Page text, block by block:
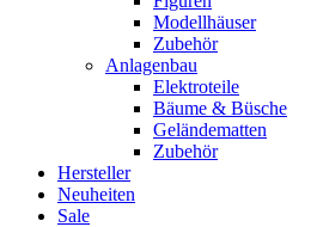
Modellhäuser
Zubehör
Anlagenbau
Elektroteile
Bäume & Büsche
Geländematten
Zubehör
Hersteller
Neuheiten
Sale